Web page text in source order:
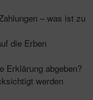
– was ist zu
die Erben
Erklärung abgeben?
werden